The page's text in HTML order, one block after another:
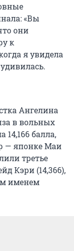
«Вы
они
к
я увидела
Ангелина
в вольных
балла,
— японке Маи
третье
Кэри (14,366),
именем